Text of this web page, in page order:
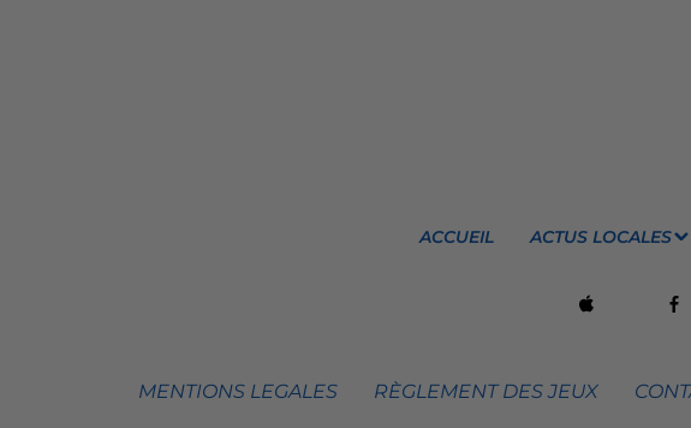
ACCUEIL ACTUS LOCALES
MENTIONS LEGALES RÈGLEMENT DES JEUX